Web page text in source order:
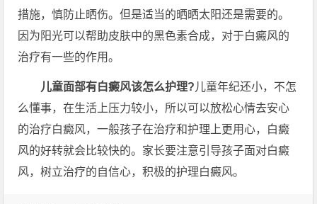
措施，慎防止晒伤。但是适当的晒晒太阳还是需要的。
因为阳光可以帮助皮肤中的黑色素合成，对于白癜风的
治疗有一些的作用。
儿童面部有白癜风该怎么护理? 儿童年纪还小，不怎
么懂事，在生活上压力较小，所以可以放松心情去安心
的治疗白癜风，一般孩子在治疗和护理上更用心，白癜
风的好转就会比较快的。家长要注意引导孩子面对白癜
风，树立治疗的自信心，积极的护理白癜风。